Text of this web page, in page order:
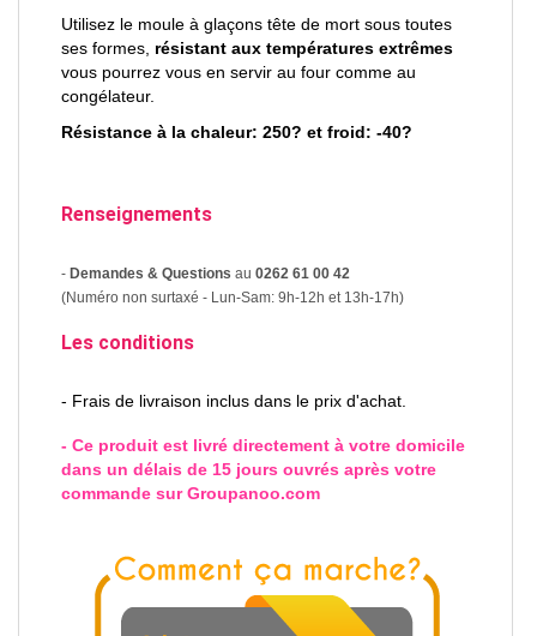
Utilisez le moule à glaçons tête de mort sous toutes
ses formes, résistant aux températures extrêmes
vous pourrez vous en servir au four comme au
congélateur.
Résistance à la chaleur: 250? et froid: -40?
Renseignements
- Demandes & Questions au 0262 61 00 42
(Numéro non surtaxé - Lun-Sam: 9h-12h et 13h-17h)
Les conditions
- Frais de livraison inclus dans le prix d'achat.
- Ce produit est livré directement à votre domicile
dans un délais de 15 jours ouvrés après votre
commande sur Groupanoo.com